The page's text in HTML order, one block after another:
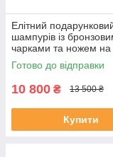
Елітний
шампурів із
чарками та ножем на
подарунок директору
Готово до відправки
10 800 ₴ 13 500 ₴
Купити